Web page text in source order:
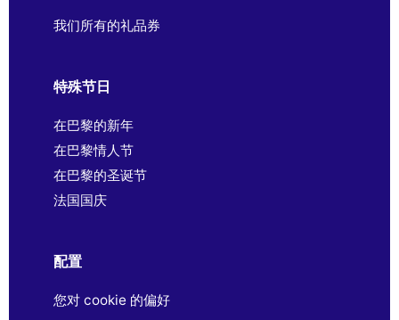
我们所有的礼品券
特殊节日
在巴黎的新年
在巴黎情人节
在巴黎的圣诞节
法国国庆
配置
您对 cookie 的偏好